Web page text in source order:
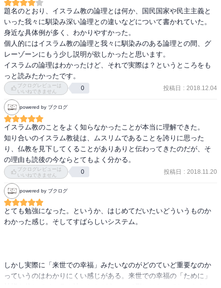
題名のとおり、イスラム教の論理とは何か、国民国家や民主主義と
いった我々に馴染み深い論理との違いなどについて書かれていた。
身近な具体例が多く、わかりやすかった。
個人的にはイスラム教の論理と我々に馴染みのある論理との間、グ
レーゾーンにもう少し説明が欲しかったと思います。
イスラムの論理はわかったけど、それで実際は？というところをも
っと読みたかったです。
ブクログレビューは
いいねできません
0 投稿日 : 2018.12.04
powered by ブクログ
イスラム教のことをよく知らなかったことが本当に理解できた。
知り合いのイスラム教徒は、ムスリムであることを誇りに思った
り、仏教を見下してくることがありありと伝わってきたのだが、そ
の理由も読後の今ならとてもよく分かる。
ブクログレビューは
いいねできません
0 投稿日 : 2018.11.20
powered by ブクログ
とても勉強になった。というか、はじめてだいたいどういうものか
わかった感じ。そしてすばらしいシステム。
しかし実際に「来世での幸福」みたいなのがどのていど重要なのか
っていうのはわかりにくい感じがある。来世での幸福の「ために」